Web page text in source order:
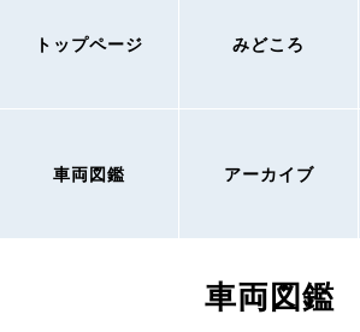
トップページ みどころ
車両図鑑 アーカイブ
車両図鑑